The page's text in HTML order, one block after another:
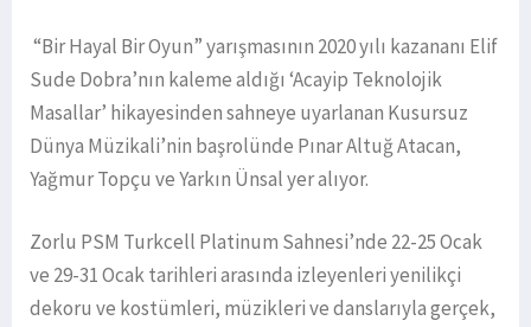
“Bir Hayal Bir Oyun” yarışmasının 2020 yılı kazananı Elif
Sude Dobra’nın kaleme aldığı ‘Acayip Teknolojik
Masallar’ hikayesinden sahneye uyarlanan Kusursuz
Dünya Müzikali’nin başrolünde Pınar Altuğ Atacan,
Yağmur Topçu ve Yarkın Ünsal yer alıyor.
Zorlu PSM Turkcell Platinum Sahnesi’nde 22-25 Ocak
ve 29-31 Ocak tarihleri arasında izleyenleri yenilikçi
dekoru ve kostümleri, müzikleri ve danslarıyla gerçek,